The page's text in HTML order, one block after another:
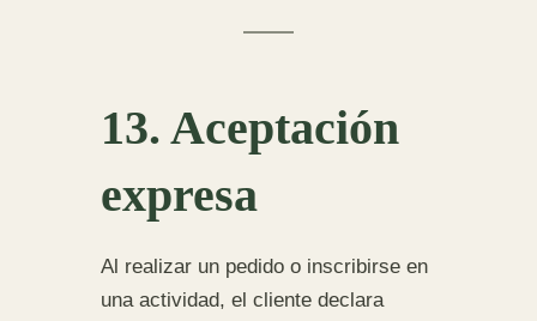
13. Aceptación
expresa
Al realizar un pedido o inscribirse en
una actividad, el cliente declara